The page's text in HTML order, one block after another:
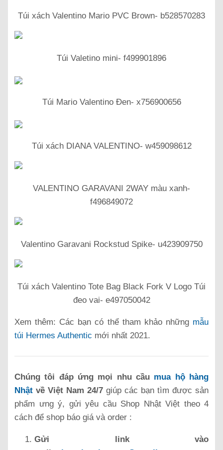
Túi xách Valentino Mario PVC Brown- b528570283
Túi Valetino mini- f499901896
Túi Mario Valentino Đen- x756900656
Túi xách DIANA VALENTINO- w459098612
VALENTINO GARAVANI 2WAY màu xanh-
f496849072
Valentino Garavani Rockstud Spike- u423909750
Túi xách Valentino Tote Bag Black Fork V Logo Túi
đeo vai- e497050042
Xem thêm: Các bạn có thể tham khảo những mẫu
túi Hermes Authentic mới nhất 2021.
Chúng tôi đáp ứng mọi nhu cầu mua hộ hàng
Nhật về Việt Nam 24/7 giúp các bạn tìm được sản
phẩm ưng ý, gửi yêu cầu Shop Nhật Việt theo 4
cách để shop báo giá và order :
Gửi link vào